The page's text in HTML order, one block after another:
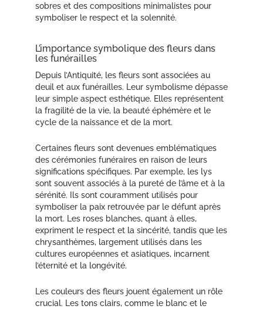
sobres et des compositions minimalistes pour
symboliser le respect et la solennité.
L’importance symbolique des fleurs dans
les funérailles
Depuis l’Antiquité, les fleurs sont associées au
deuil et aux funérailles. Leur symbolisme dépasse
leur simple aspect esthétique. Elles représentent
la fragilité de la vie, la beauté éphémère et le
cycle de la naissance et de la mort.
Certaines fleurs sont devenues emblématiques
des cérémonies funéraires en raison de leurs
significations spécifiques. Par exemple, les lys
sont souvent associés à la pureté de l’âme et à la
sérénité. Ils sont couramment utilisés pour
symboliser la paix retrouvée par le défunt après
la mort. Les roses blanches, quant à elles,
expriment le respect et la sincérité, tandis que les
chrysanthèmes, largement utilisés dans les
cultures européennes et asiatiques, incarnent
l’éternité et la longévité.
Les couleurs des fleurs jouent également un rôle
crucial. Les tons clairs, comme le blanc et le